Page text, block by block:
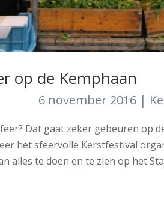
op de Kemphaan
6 november 2016 |
Dat gaat zeker gebeuren op
het sfeervolle Kerstfestival
alles te doen en te zien op het